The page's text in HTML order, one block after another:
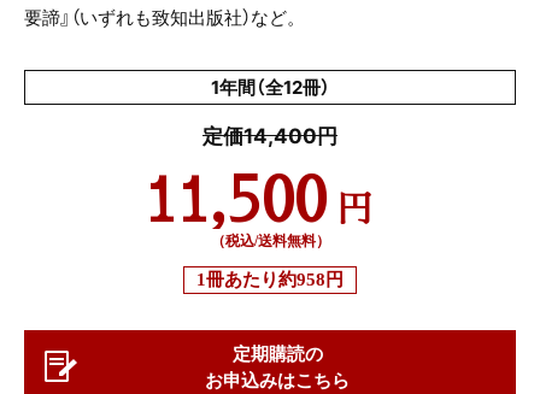
要諦』（いずれも致知出版社）など。
1年間（全12冊）
定価14,400円
11,500 円
（税込/送料無料）
1冊あたり約958円
定期購読の
お申込みはこちら